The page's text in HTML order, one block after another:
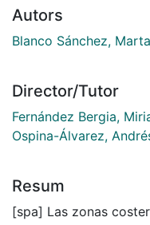
Autors
Blanco Sánchez, Marta
Director/Tutor
Fernández Bergia,
Ospina-Álvarez,
Resum
[spa] Las zonas costeras son uno de los ecosistemas